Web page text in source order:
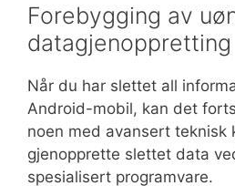
Forebygging av
datagjenoppretting
Når du har slettet all
Android-mobil, kan det
noen med avansert teknisk
gjenopprette slettet data
spesialisert programvare.